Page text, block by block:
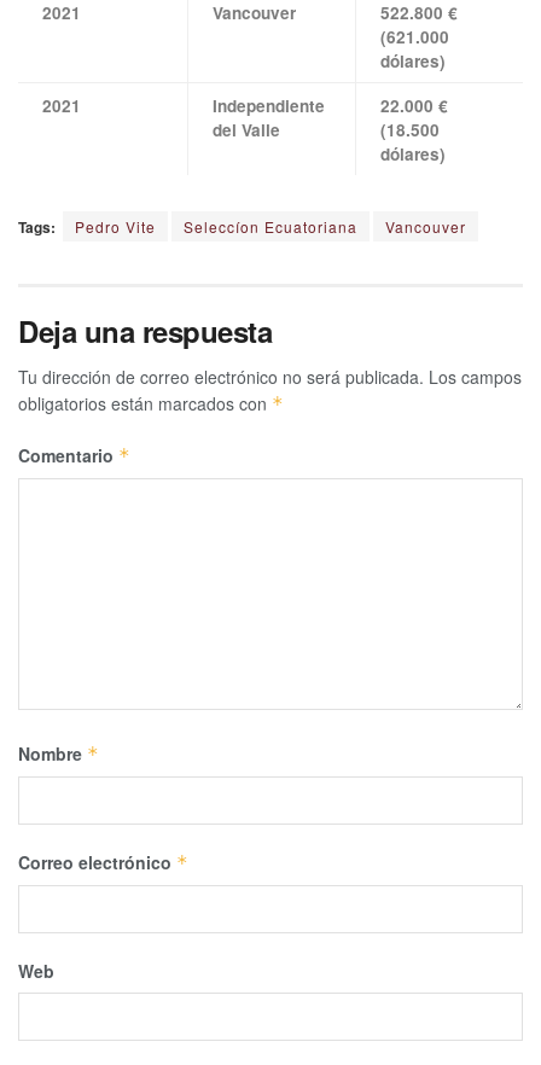
2021
Vancouver
522.800 €
(621.000
dólares)
2021
Independiente
del Valle
22.000 €
(18.500
dólares)
Tags: Pedro Vite Seleccíon Ecuatoriana Vancouver
Deja una respuesta
Tu dirección de correo electrónico no será publicada. Los campos
obligatorios están marcados con *
Comentario *
Nombre *
Correo electrónico *
Web